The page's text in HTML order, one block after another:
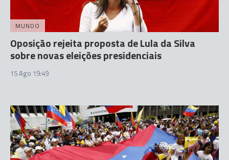
MUNDO
Oposição rejeita proposta de Lula da Silva
sobre novas eleições presidenciais
15 Ago 19:49